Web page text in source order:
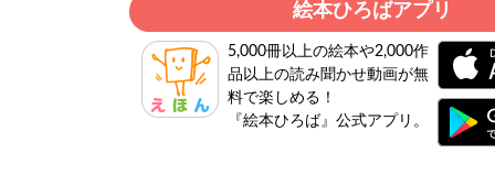
絵本ひろばアプリ
5,000冊以上の絵本や2,000作
品以上の読み聞かせ動画が無
料で楽しめる！
『絵本ひろば』公式アプリ。